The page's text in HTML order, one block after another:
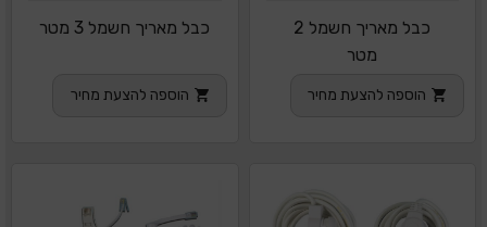
כבל מאריך חשמל 2
מטר
הוספה להצעת מחיר
כבל מאריך חשמל 3 מטר
הוספה להצעת מחיר